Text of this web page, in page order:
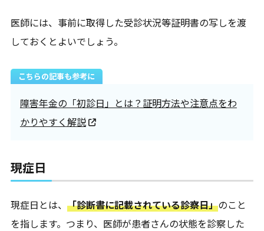
医師には、事前に取得した受診状況等証明書の写しを渡
しておくとよいでしょう。
こちらの記事も参考に
障害年金の「初診日」とは？証明方法や注意点をわ
かりやすく解説
現症日
現症日とは、 「診断書に記載されている診察日」のこと
を指します。つまり、医師が患者さんの状態を診察した